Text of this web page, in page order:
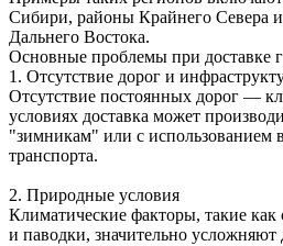
Сибири, районы Крайнего Севера
Дальнего Востока.
Основные проблемы при доставке
1. Отсутствие дорог и
Отсутствие постоянных дорог —
условиях доставка может
"зимникам" или с использованием
транспорта.
2. Природные условия
Климатические факторы, такие
и паводки, значительно усложняют